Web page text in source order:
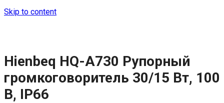
Skip to content
Hienbeq HQ-A730 Рупорный
громкоговоритель 30/15 Вт, 100
В, IP66